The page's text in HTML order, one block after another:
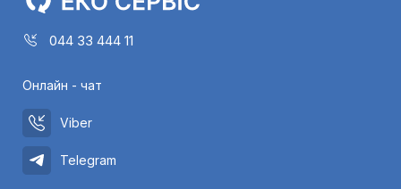
044 33 444 11
Онлайн - чат
Viber
Telegram